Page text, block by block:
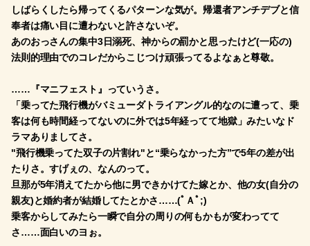
しばらくしたら帰ってくるパターンな気が。帰還者アンチデブと信
奉者は痛い目に遭わないと許さないぞ。
あのおっさんの集中3日溺死、神からの罰かと思ったけど(一応の)
法則的理由でのコレだからこじつけ頑張ってるよなぁと尊敬。
……『マニフェスト』っていうさ。
「乗ってた飛行機がバミューダトライアングル的なのに遭って、乗
客は何も時間経ってないのに外では5年経ってて地獄」みたいなド
ラマありましてさ。
"飛行機乗ってた双子の片割れ"と“乗らなかった方”で5年の差が出
たりさ。すげぇの、なんのって。
旦那が5年消えてたから他に男できかけてた嫁とか、他の女(自分の
親友)と婚約者が結婚してたとかさ……(ﾟＡﾟ;)
乗客からしてみたら一瞬で自分の周りの何もかもが変わってて
さ……面白いのヨぉ。